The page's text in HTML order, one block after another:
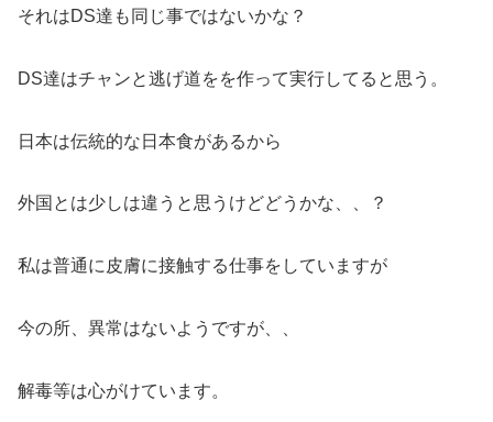
それはDS達も同じ事ではないかな？
DS達はチャンと逃げ道をを作って実行してると思う。
日本は伝統的な日本食があるから
外国とは少しは違うと思うけどどうかな、、？
私は普通に皮膚に接触する仕事をしていますが
今の所、異常はないようですが、、
解毒等は心がけています。